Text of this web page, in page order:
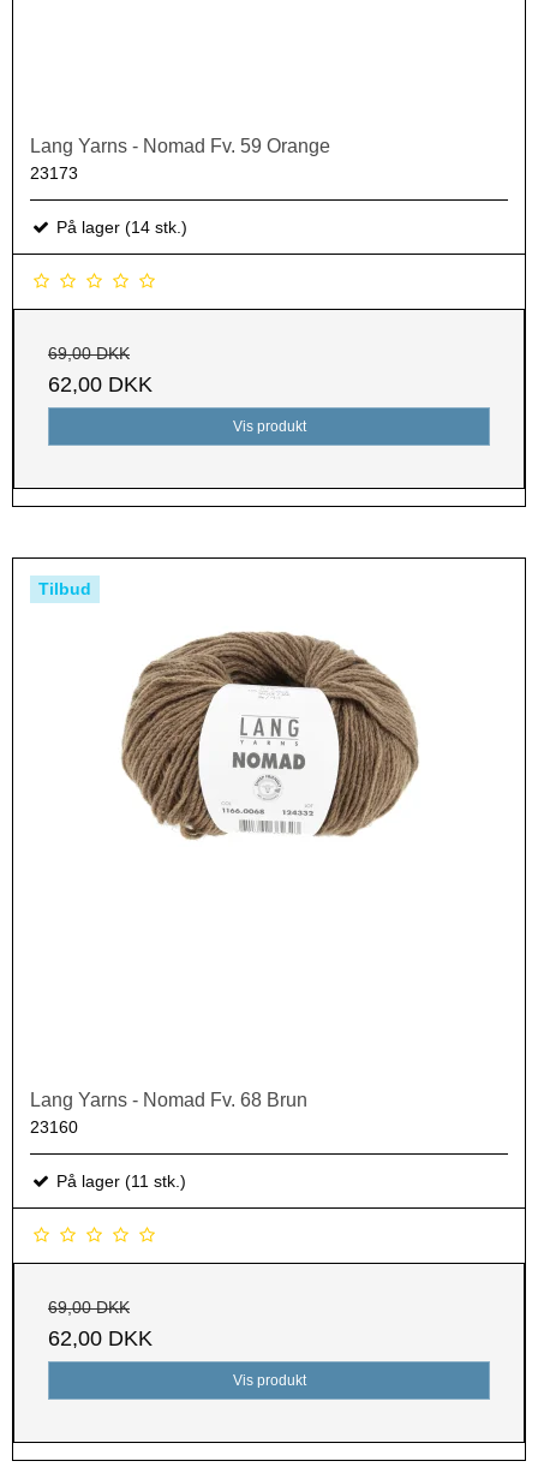
Lang Yarns - Nomad Fv. 59 Orange
23173
På lager (14 stk.)
69,00 DKK
62,00 DKK
Vis produkt
Tilbud
Lang Yarns - Nomad Fv. 68 Brun
23160
På lager (11 stk.)
69,00 DKK
62,00 DKK
Vis produkt